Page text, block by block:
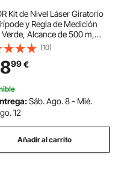
Kit de Nivel Láser Giratorio
y Regla de Medición
Verde, Alcance de 500 m,
360°, Ángulo de Escaneo
con Receptor de Control
y Estuche de Transporte
(10)
99€
Sáb. Ago. 8 - Mié.
12
Añadir al carrito